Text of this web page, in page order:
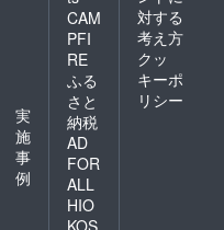
実
施
事
例
CAM
PFI
RE
ふる
さと
納税
AD
FOR
ALL
HIO
KOS
対する
考え方
クッ
キーポ
リシー